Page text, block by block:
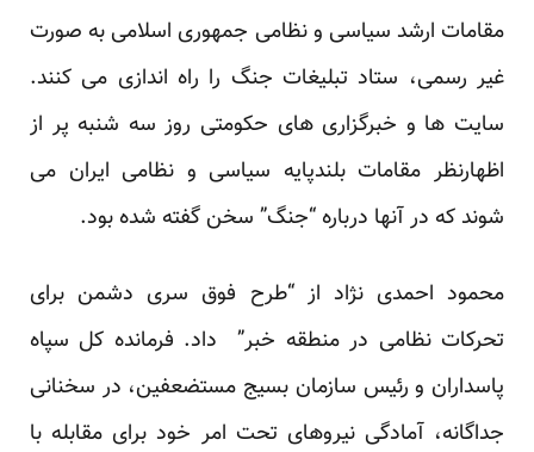
مقامات ارشد سیاسی و نظامی جمهوری اسلامی به صورت
غیر رسمی، ستاد تبلیغات جنگ را راه اندازی می کنند.
سایت ها و خبرگزاری های حکومتی روز سه شنبه پر از
اظهارنظر مقامات بلندپایه سیاسی و نظامی ایران می
شوند که در آنها درباره “جنگ” سخن گفته شده بود.
محمود احمدی نژاد از “طرح فوق سری دشمن برای
تحرکات نظامی در منطقه خبر” داد. فرمانده کل سپاه
پاسداران و رئیس سازمان بسیج مستضعفین، در سخنانی
جداگانه، آمادگی نیروهای تحت امر خود برای مقابله با